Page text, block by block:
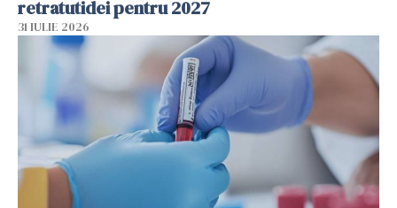
retratutidei pentru 2027
31 IULIE 2026